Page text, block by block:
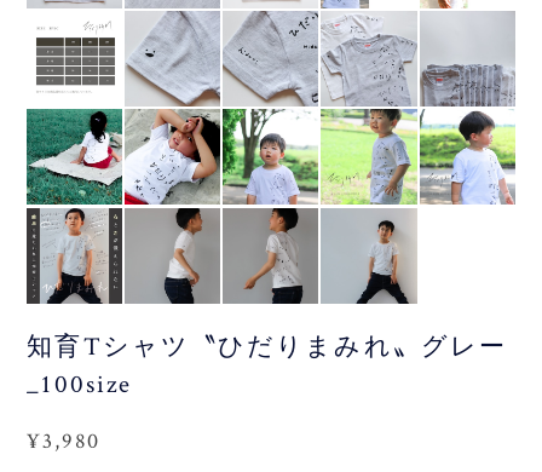
知育Tシャツ〝ひだりまみれ〟グレー
_100size
¥3,980